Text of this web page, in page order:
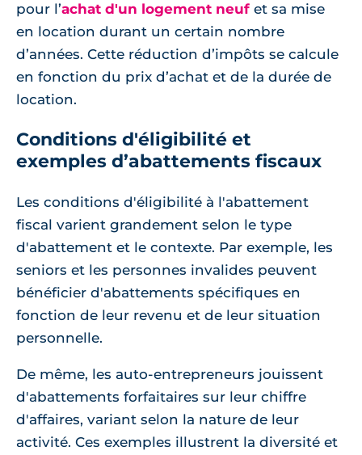
pour l’achat d'un logement neuf et sa mise
en location durant un certain nombre
d’années. Cette réduction d’impôts se calcule
en fonction du prix d’achat et de la durée de
location.
Conditions d'éligibilité et
exemples d’abattements fiscaux
Les conditions d'éligibilité à l'abattement
fiscal varient grandement selon le type
d'abattement et le contexte. Par exemple, les
seniors et les personnes invalides peuvent
bénéficier d'abattements spécifiques en
fonction de leur revenu et de leur situation
personnelle.
De même, les auto-entrepreneurs jouissent
d'abattements forfaitaires sur leur chiffre
d'affaires, variant selon la nature de leur
activité. Ces exemples illustrent la diversité et